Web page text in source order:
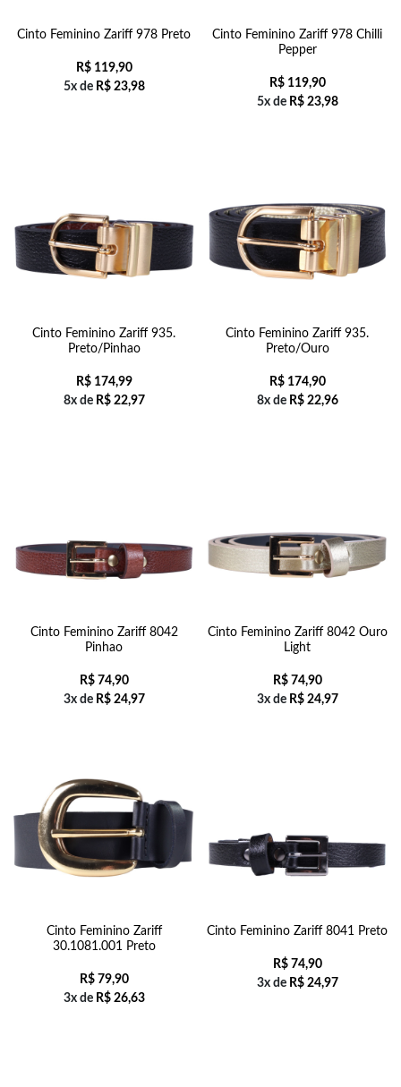
Cinto Feminino Zariff 978 Preto
R$119,90
5x de R$23,98
Cinto Feminino Zariff 978 Chilli
Pepper
R$119,90
5x de R$23,98
Cinto Feminino Zariff 935.
Preto/Pinhao
R$174,99
8x de R$22,97
Cinto Feminino Zariff 935.
Preto/Ouro
R$174,90
8x de R$22,96
Cinto Feminino Zariff 8042
Pinhao
R$74,90
3x de R$24,97
Cinto Feminino Zariff 8042 Ouro
Light
R$74,90
3x de R$24,97
Cinto Feminino Zariff
30.1081.001 Preto
R$79,90
3x de R$26,63
Cinto Feminino Zariff 8041 Preto
R$74,90
3x de R$24,97